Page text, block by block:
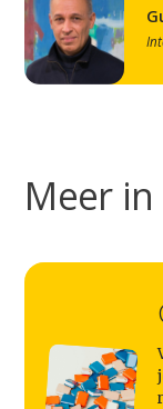
Meer